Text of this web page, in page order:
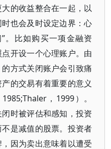
的收益整合在一起，以
也会及时设定边界：心
。比如购买一项金融资
开设一个心理账户。由
方式关闭账户会引致痛
的交易有着重要的意义
，1999）。
时被评估和感知，投资
是减值的股票。投资者
因为卖出意味着以遭受